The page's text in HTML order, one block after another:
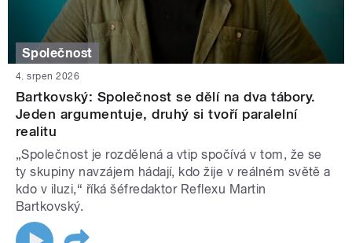
Společnost
4. srpen 2026
Bartkovský: Společnost se dělí na dva tábory.
Jeden argumentuje, druhý si tvoří paralelní
realitu
„Společnost je rozdělená a vtip spočívá v tom, že se
ty skupiny navzájem hádají, kdo žije v reálném světě a
kdo v iluzi,“ říká šéfredaktor Reflexu Martin
Bartkovský.